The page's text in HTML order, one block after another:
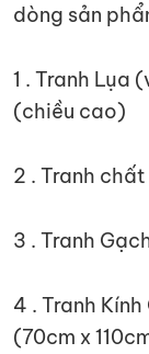
dòng sản
1 . Tranh Lụa
(chiều cao)
2 . Tranh
3 . Tranh
4 . Tranh
(70cm x